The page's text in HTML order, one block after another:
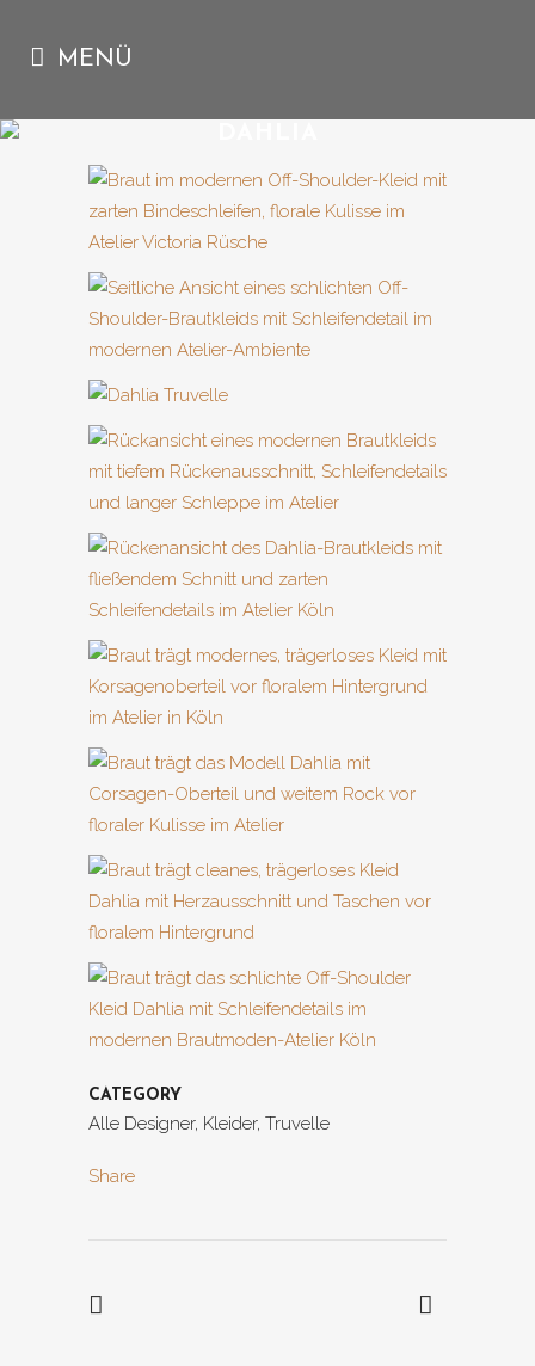
CATEGORY
Alle Designer, Kleider, Truvelle
Share